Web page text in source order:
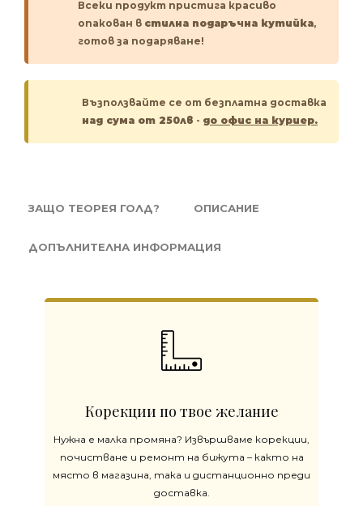
Всеки продукт пристига красиво
опакован в стилна подаръчна кутийка,
готов за подаряване!
Възползвайте се от безплатна доставка
над сума от 250лв - до офис на куриер.
ЗАЩО ТЕОРЕЯ ГОЛД? ОПИСАНИЕ
ДОПЪЛНИТЕЛНА ИНФОРМАЦИЯ
Корекции по твое желание
Нужна е малка промяна? Извършваме корекции,
почистване и ремонт на бижута – както на
място в магазина, така и дистанционно преди
доставка.